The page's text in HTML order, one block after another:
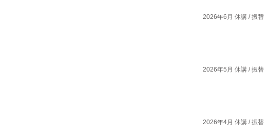
2026年6月 休講 / 振替
2026年5月 休講 / 振替
2026年4月 休講 / 振替